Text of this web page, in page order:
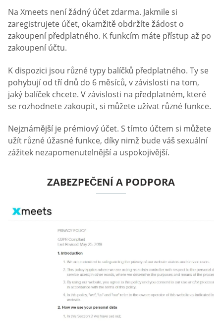
Na Xmeets není žádný účet zdarma. Jakmile si
zaregistrujete účet, okamžitě obdržíte žádost o
zakoupení předplatného. K funkcím máte přístup až po
zakoupení účtu.
K dispozici jsou různé typy balíčků předplatného. Ty se
pohybují od tří dnů do 6 měsíců, v závislosti na tom,
jaký balíček chcete. V závislosti na předplatném, které
se rozhodnete zakoupit, si můžete užívat různé funkce.
Nejznámější je prémiový účet. S tímto účtem si můžete
užít různé úžasné funkce, díky nimž bude váš sexuální
zážitek nezapomenutelnější a uspokojivější.
ZABEZPEČENÍ A PODPORA